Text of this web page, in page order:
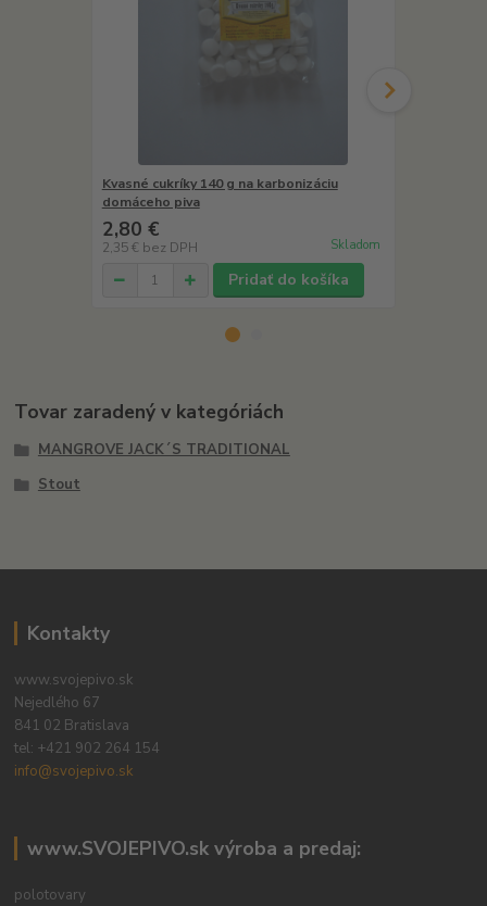
Kvasné cukríky 140 g na karbonizáciu
domáceho piva
2,80 €
2,35 € bez DPH Skladom
Pridať do košíka
Tovar zaradený v kategóriách
MANGROVE JACK´S TRADITIONAL
Stout
Kontakty
www.svojepivo.sk
Nejedlého 67
841 02 Bratislava
tel: +421 902 264 154
info@svojepivo.sk
www.SVOJEPIVO.sk výroba a predaj:
polotovary